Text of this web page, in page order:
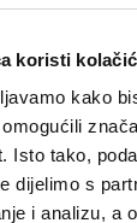
koristi
kako
Isto tako,
dijelimo s
i analizu, a
znanje
International
obrazovne
od 80